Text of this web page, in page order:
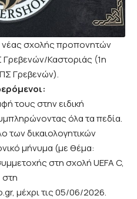
νέας σχολής προπονητών
Γρεβενών/Καστοριάς (1η
Γρεβενών).
τους στην ειδική
όλα τα πεδία.
των δικαιολογητικών
μήνυμα (με θέμα:
στη σχολή UEFA C,
, μέχρι τις 05/06/2026.